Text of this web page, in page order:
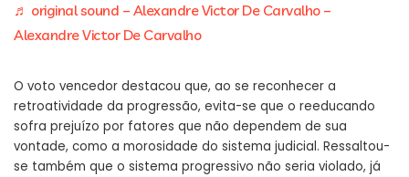
♬ original sound – Alexandre Victor De Carvalho –
Alexandre Victor De Carvalho
O voto vencedor destacou que, ao se reconhecer a
retroatividade da progressão, evita-se que o reeducando
sofra prejuízo por fatores que não dependem de sua
vontade, como a morosidade do sistema judicial. Ressaltou-
se também que o sistema progressivo não seria violado, já